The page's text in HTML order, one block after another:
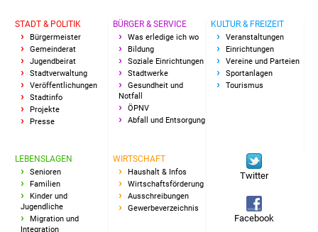
STADT & POLITIK
Bürgermeister
Gemeinderat
Jugendbeirat
Stadtverwaltung
Veröffentlichungen
Stadtinfo
Projekte
Presse
BÜRGER & SERVICE
Was erledige ich wo
Bildung
Soziale Einrichtungen
Stadtwerke
Gesundheit und
Notfall
ÖPNV
Abfall und Entsorgung
KULTUR & FREIZEIT
Veranstaltungen
Einrichtungen
Vereine und Parteien
Sportanlagen
Tourismus
LEBENSLAGEN
Senioren
Familien
Kinder und
Jugendliche
Migration und
Integration
WIRTSCHAFT
Haushalt & Infos
Wirtschaftsförderung
Ausschreibungen
Gewerbeverzeichnis
Twitter
Facebook